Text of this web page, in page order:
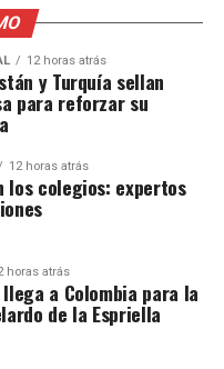
12 horas atrás
y Turquía sellan
para reforzar su
12 horas atrás
los colegios: expertos
horas atrás
a Colombia para la
de la Espriella